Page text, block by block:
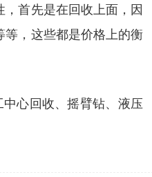
首先是在回收上面，因
，这些都是价格上的衡
心回收、摇臂钻、液压